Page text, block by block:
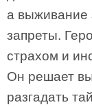
а выживание
запреты.
страхом и
Он решает
разгадать